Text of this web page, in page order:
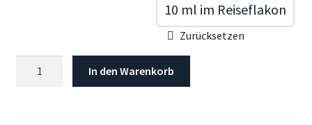
10 ml im Reiseflakon
Zurücksetzen
In den Warenkorb